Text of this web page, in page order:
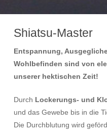
Shiatsu-Master
Entspannung,
Wohlbefinden sind von
unserer hektischen Zeit!
Durch Lockerungs- und
und das Gewebe bis in die
Die Durchblutung wird